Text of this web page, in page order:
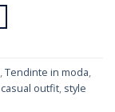
,Tendinte in moda,
casual outfit, style